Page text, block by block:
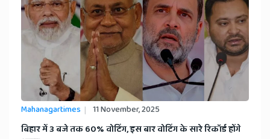
Mahanagartimes 11 November, 2025
​बिहार में 3 बजे तक 60% वोटिंग, इस बार वोटिंग के सारे रिकॉर्ड होंगे